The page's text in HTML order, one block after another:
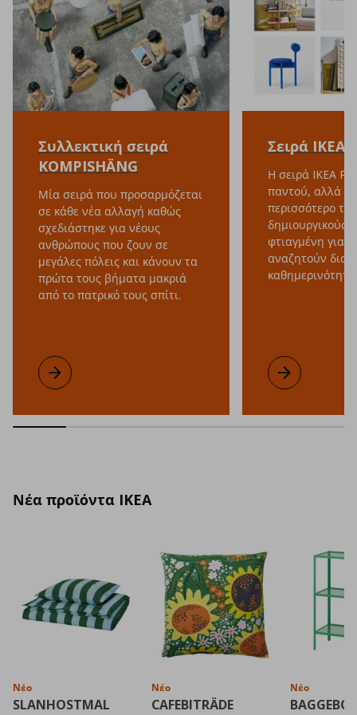
Συλλεκτική σειρά
KOMPISHÄNG
Μία σειρά που προσαρμόζεται
σε κάθε νέα αλλαγή καθώς
σχεδιάστηκε για νέους
ανθρώπους που ζουν σε
μεγάλες πόλεις και κάνουν τα
πρώτα τους βήματα μακριά
από το πατρικό τους σπίτι.
Συλλεκτική σειρά KOMPISHÄNG
Μάθετε περισσότερα
Σειρά IKEA
Η σειρά IKEA PS
παντού, αλλά
περισσότερο
δημιουργικούς
φτιαγμένη για
αναζητούν
Σειρά IKEA PS
Μάθετε
Νέα προϊόντα IKEA
Νέο
SLANHOSTMAL
Νέο
CAFEBITRÄDE
Νέο
BAGGEBO